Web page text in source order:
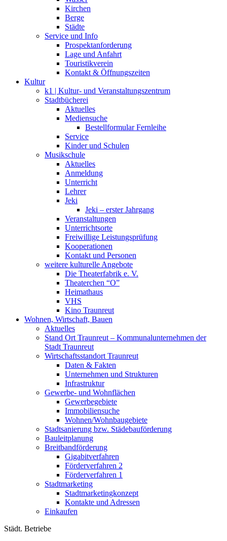
Kirchen
Berge
Städte
Service und Info
Prospektanforderung
Lage und Anfahrt
Touristikverein
Kontakt & Öffnungszeiten
Kultur
k1 | Kultur- und Veranstaltungszentrum
Stadtbücherei
Aktuelles
Mediensuche
Bestellformular Fernleihe
Service
Kinder und Schulen
Musikschule
Aktuelles
Anmeldung
Unterricht
Lehrer
Jeki
Jeki – erster Jahrgang
Veranstaltungen
Unterrichtsorte
Freiwillige Leistungsprüfung
Kooperationen
Kontakt und Personen
weitere kulturelle Angebote
Die Theaterfabrik e. V.
Theaterchen “O”
Heimathaus
VHS
Kino Traunreut
Wohnen, Wirtschaft, Bauen
Aktuelles
Stand Ort Traunreut – Kommunalunternehmen der
Stadt Traunreut
Wirtschaftsstandort Traunreut
Daten & Fakten
Unternehmen und Strukturen
Infrastruktur
Gewerbe- und Wohnflächen
Gewerbegebiete
Immobiliensuche
Wohnen/Wohnbaugebiete
Stadtsanierung bzw. Städebauförderung
Bauleitplanung
Breitbandförderung
Gigabitverfahren
Förderverfahren 2
Förderverfahren 1
Stadtmarketing
Stadtmarketingkonzept
Kontakte und Adressen
Einkaufen
Städt. Betriebe